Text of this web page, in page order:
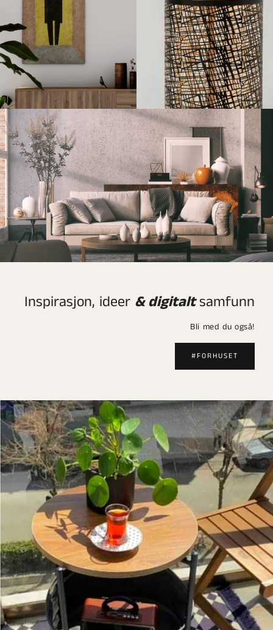
Inspirasjon, ideer & digitaltsamfunn
Bli med du også!
#FORHUSET